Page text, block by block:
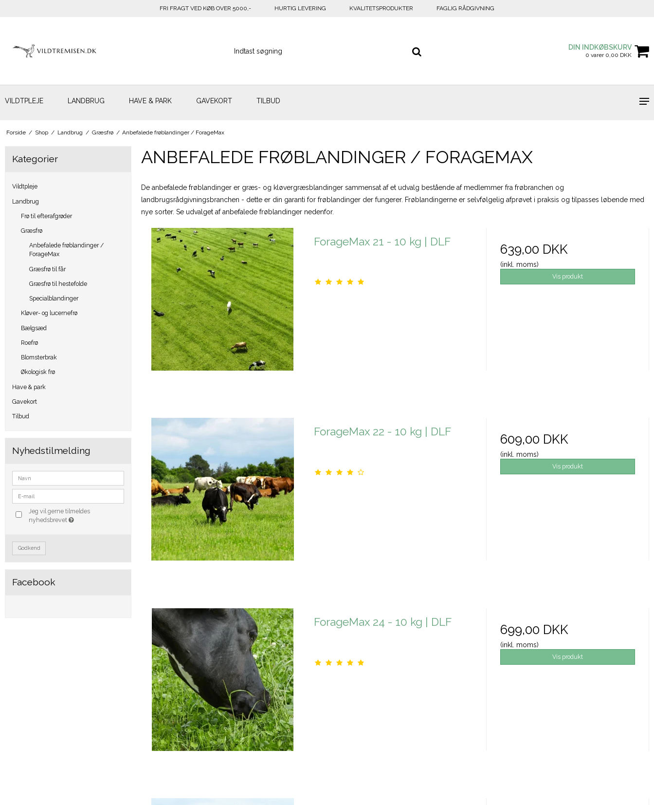
FRI FRAGT VED KØB OVER 5000,- HURTIG LEVERING KVALITETSPRODUKTER FAGLIG RÅDGIVNING
DIN INDKØBSKURV
0 varer 0,00 DKK
VILDTPLEJE LANDBRUG HAVE & PARK GAVEKORT TILBUD
Forside / Shop / Landbrug / Græsfrø / Anbefalede frøblandinger / ForageMax
Kategorier
Vildtpleje
Landbrug
Frø til efterafgrøder
Græsfrø
Anbefalede frøblandinger /
ForageMax
Græsfrø til får
Græsfrø til hestefolde
Specialblandinger
Kløver- og lucernefrø
Bælgsæd
Roefrø
Blomsterbrak
Økologisk frø
Have & park
Gavekort
Tilbud
Nyhedstilmelding
Jeg vil gerne tilmeldes
nyhedsbrevet
Godkend
Facebook
ANBEFALEDE FRØBLANDINGER / FORAGEMAX
De anbefalede frøblandinger er græs- og kløvergræsblandinger sammensat af et udvalg bestående af medlemmer fra frøbranchen og
landbrugsrådgivningsbranchen - dette er din garanti for frøblandinger der fungerer. Frøblandingerne er selvfølgelig afprøvet i praksis og tilpasses løbende med
nye sorter. Se udvalget af anbefalede frøblandinger nedenfor.
ForageMax 21 - 10 kg | DLF 639,00 DKK
(inkl. moms)
Vis produkt
ForageMax 22 - 10 kg | DLF 609,00 DKK
(inkl. moms)
Vis produkt
ForageMax 24 - 10 kg | DLF 699,00 DKK
(inkl. moms)
Vis produkt